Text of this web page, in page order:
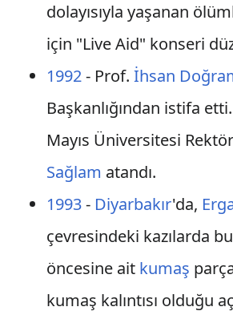
dolayısıyla yaşanan
için "Live Aid" konseri
1992- Prof. İhsan
Başkanlığından istifa
Mayıs Üniversitesi
Sağlam atandı.
1993- Diyarbakır'da,
çevresindeki kazılarda
öncesine ait kumaş
kumaş kalıntısı olduğu